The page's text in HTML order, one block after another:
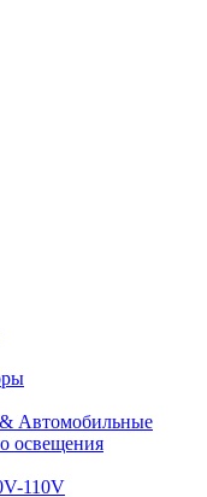
Автомобильные
освещения
110V